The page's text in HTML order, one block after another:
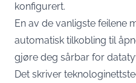
konfigurert.
En av de vanligste feilene
automatisk tilkobling til
gjøre deg sårbar for
Det skriver